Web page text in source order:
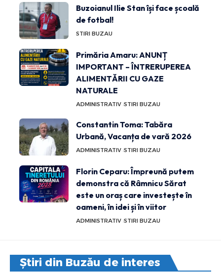
Buzoianul Ilie Stan își face școală
de fotbal!
STIRI BUZAU
Primăria Amaru: ANUNȚ
IMPORTANT – ÎNTRERUPEREA
ALIMENTĂRII CU GAZE
NATURALE
ADMINISTRATIV STIRI BUZAU
Constantin Toma: Tabăra
Urbană, Vacanța de vară 2026
ADMINISTRATIV STIRI BUZAU
Florin Ceparu: Împreună putem
demonstra că Râmnicu Sărat
este un oraș care investește în
oameni, în idei și în viitor
ADMINISTRATIV STIRI BUZAU
Știri din Buzău de interes